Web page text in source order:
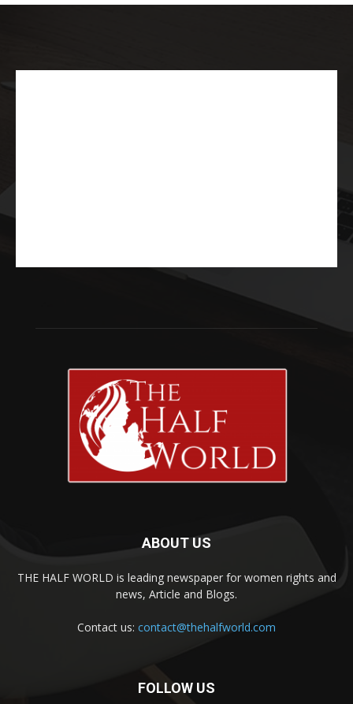
ABOUT US
THE HALF WORLD is leading newspaper for women rights and
news, Article and Blogs.
Contact us: contact@thehalfworld.com
FOLLOW US